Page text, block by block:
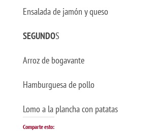
Ensalada de jamón y queso
SEGUNDOS
Arroz de bogavante
Hamburguesa de pollo
Lomo a la plancha con patatas
Comparte esto: